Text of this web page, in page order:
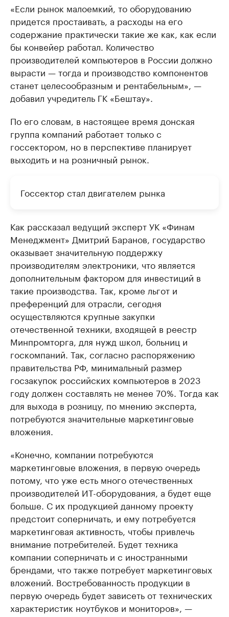
«Если рынок малоемкий, то оборудованию
придется простаивать, а расходы на его
содержание практически такие же как, как если
бы конвейер работал. Количество
производителей компьютеров в России должно
вырасти — тогда и производство компонентов
станет целесообразным и рентабельным», —
добавил учредитель ГК «Бештау».
По его словам, в настоящее время донская
группа компаний работает только с
госсектором, но в перспективе планирует
выходить и на розничный рынок.
Госсектор стал двигателем рынка
Как рассказал ведущий эксперт УК «Финам
Менеджмент» Дмитрий Баранов, государство
оказывает значительную поддержку
производителям электроники, что является
дополнительным фактором для инвестиций в
такие производства. Так, кроме льгот и
преференций для отрасли, сегодня
осуществляются крупные закупки
отечественной техники, входящей в реестр
Минпромторга, для нужд школ, больниц и
госкомпаний. Так, согласно распоряжению
правительства РФ, минимальный размер
госзакупок российских компьютеров в 2023
году должен составлять не менее 70%. Тогда как
для выхода в розницу, по мнению эксперта,
потребуются значительные маркетинговые
вложения.
«Конечно, компании потребуются
маркетинговые вложения, в первую очередь
потому, что уже есть много отечественных
производителей ИТ-оборудования, а будет еще
больше. С их продукцией данному проекту
предстоит соперничать, и ему потребуется
маркетинговая активность, чтобы привлечь
внимание потребителей. Будет техника
компании соперничать и с иностранными
брендами, что также потребует маркетинговых
вложений. Востребованность продукции в
первую очередь будет зависеть от технических
характеристик ноутбуков и мониторов», —